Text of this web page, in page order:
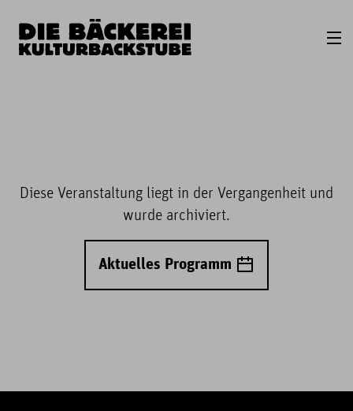
Diese Veranstaltung liegt in der Vergangenheit und
wurde archiviert.
Aktuelles Programm